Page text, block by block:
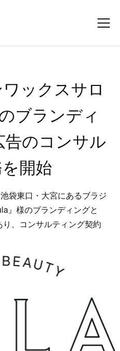
ックスサロ
ブランディ
告のコンサル
開始
袋東口・大宮にあるブラジ
』様のブランディングと
、コンサルティング契約